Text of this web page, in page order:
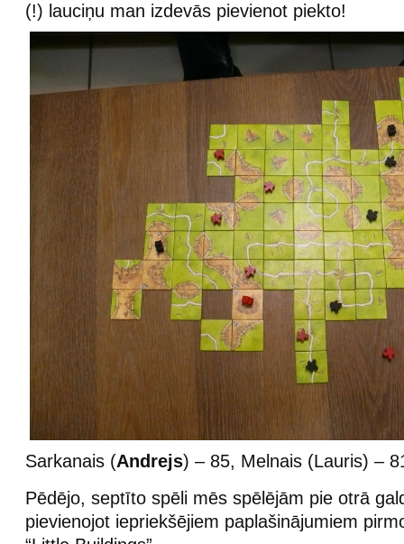
(!) lauciņu man izdevās pievienot piekto!
Sarkanais (Andrejs) – 85, Melnais (Lauris) –
Pēdējo, septīto spēli mēs spēlējām pie otrā
pievienojot iepriekšējiem paplašinājumiem